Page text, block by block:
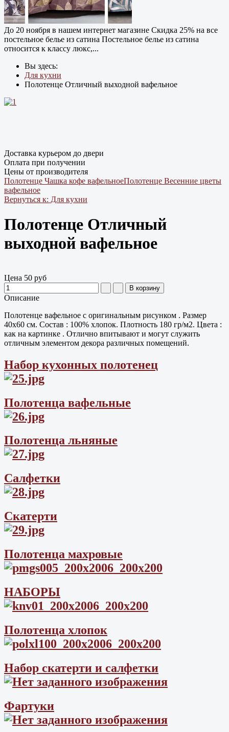
До 20 ноября в нашем интернет магазине Cкидка 25% на все
постельное белье из сатина Постельное белье из сатина
относится к классу люкс,...
Вы здесь:
Для кухни
Полотенце Отличный выходной вафельное
Доставка курьером до двери
Оплата при получении
Цены от производителя
Полотенце Чашка кофе вафельноеПолотенце Весенние цветы
вафельное
Вернуться к: Для кухни
Полотенце Отличный
выходной вафельное
Цена 50 руб
Описание
Полотенце вафельное с оригинальным рисунком . Размер
40х60 см. Состав : 100% хлопок. Плотность 180 гр/м2. Цвета :
как на картинке . Отлично впитывают и могут служить
отличным элементом декора различных помещений.
Набор кухонных полотенец
Полотенца вафельные
Полотенца льняные
Салфетки
Скатерти
Полотенца махровые
НАБОРЫ
Полотенца хлопок
Набор скатерти и салфетки
Фартуки